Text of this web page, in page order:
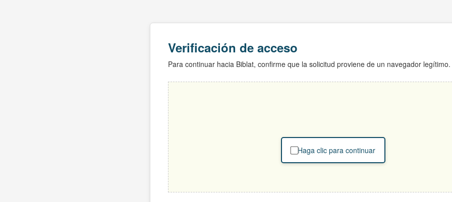
Verificación de acceso
Para continuar hacia Biblat, confirme que la solicitud proviene de un navegador legítimo.
Haga clic para continuar